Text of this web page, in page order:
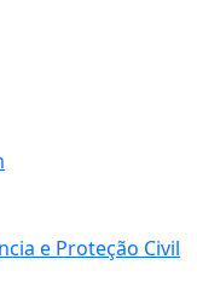
e Proteção Civil